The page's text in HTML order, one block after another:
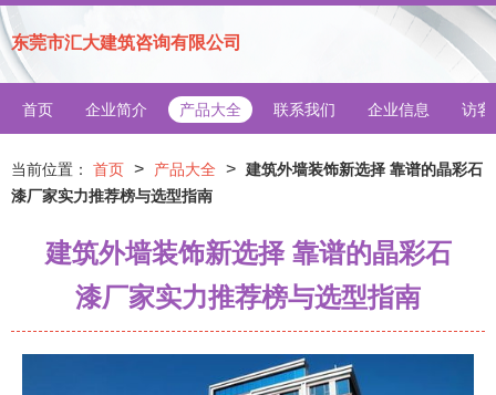
东莞市汇大建筑咨询有限公司
首页 企业简介 产品大全 联系我们 企业信息 访客
当前位置： 首页 > 产品大全 > 建筑外墙装饰新选择 靠谱的晶彩石
漆厂家实力推荐榜与选型指南
建筑外墙装饰新选择 靠谱的晶彩石
漆厂家实力推荐榜与选型指南